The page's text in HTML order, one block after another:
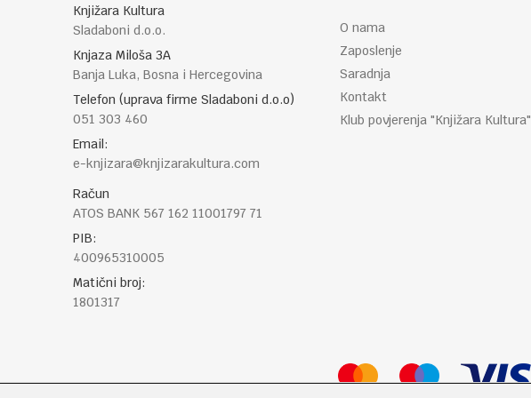
Knjižara Kultura
Sladaboni d.o.o.
Knjaza Miloša 3A
Banja Luka, Bosna i Hercegovina
Telefon (uprava firme Sladaboni d.o.o)
051 303 460
Email:
e-knjizara@knjizarakultura.com
Račun
ATOS BANK 567 162 11001797 71
PIB:
400965310005
Matični broj:
1801317
O nama
Zaposlenje
Saradnja
Kontakt
Klub povjerenja "Knjižara Kultura"